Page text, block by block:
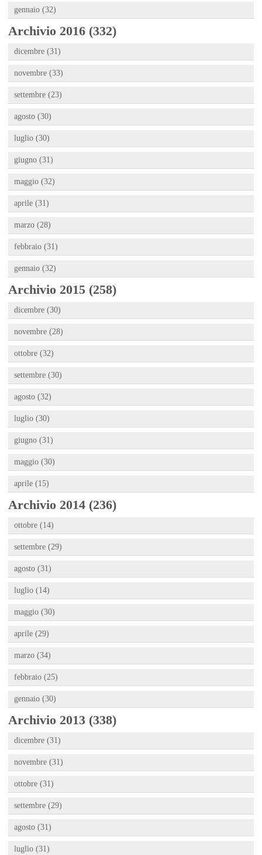
gennaio (32)
Archivio 2016 (332)
dicembre (31)
novembre (33)
settembre (23)
agosto (30)
luglio (30)
giugno (31)
maggio (32)
aprile (31)
marzo (28)
febbraio (31)
gennaio (32)
Archivio 2015 (258)
dicembre (30)
novembre (28)
ottobre (32)
settembre (30)
agosto (32)
luglio (30)
giugno (31)
maggio (30)
aprile (15)
Archivio 2014 (236)
ottobre (14)
settembre (29)
agosto (31)
luglio (14)
maggio (30)
aprile (29)
marzo (34)
febbraio (25)
gennaio (30)
Archivio 2013 (338)
dicembre (31)
novembre (31)
ottobre (31)
settembre (29)
agosto (31)
luglio (31)